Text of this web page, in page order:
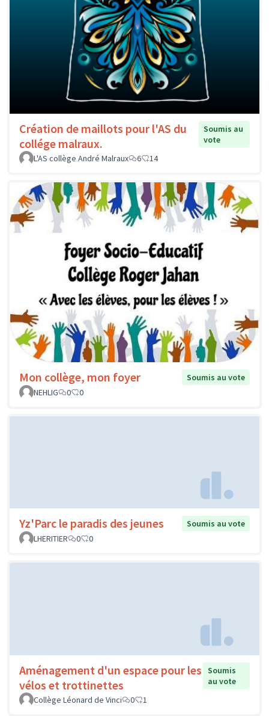
Création de maillots pour l'AS du
collége malraux.
Soumis au
vote
L'AS collège André Malraux
6 14
Mon collège, mon foyer
Soumis au vote
NEHLIG
0 0
Yz'Parc le paradis des jeunes
Soumis au vote
LHERITIER
0 0
Aménagement d'un espace pour les
vélos et trottinettes
Soumis
au vote
Collège Léonard de Vinci
0 1